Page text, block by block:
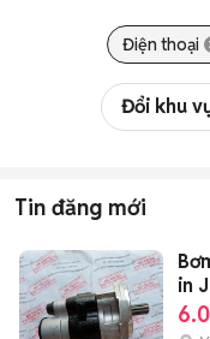
Điện thoại
Đổi khu
Tin đăng mới
in